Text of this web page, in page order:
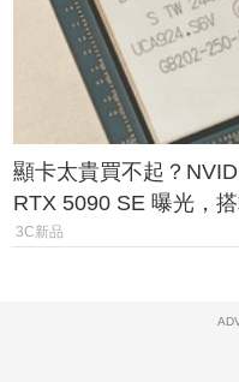
顯卡太貴買不起？
RTX 5090 SE 曝光，
體
3C新品